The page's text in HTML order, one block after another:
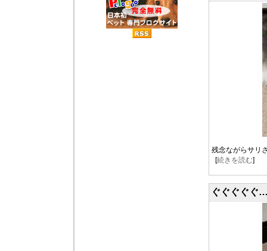
残念ながらサリ
[続きを読む]
ぐぐぐぐぐ